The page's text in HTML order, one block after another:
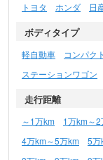
トヨタ ホンダ 日
ボディタイプ
軽自動車 コンパク
ステーションワゴン
走行距離
～1万km 1万km～
4万km～5万km
5万